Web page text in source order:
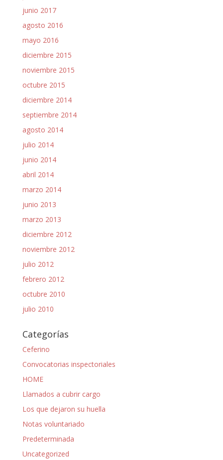
junio 2017
agosto 2016
mayo 2016
diciembre 2015
noviembre 2015
octubre 2015
diciembre 2014
septiembre 2014
agosto 2014
julio 2014
junio 2014
abril 2014
marzo 2014
junio 2013
marzo 2013
diciembre 2012
noviembre 2012
julio 2012
febrero 2012
octubre 2010
julio 2010
Categorías
Ceferino
Convocatorias inspectoriales
HOME
Llamados a cubrir cargo
Los que dejaron su huella
Notas voluntariado
Predeterminada
Uncategorized